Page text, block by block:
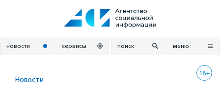
новости сервисы поиск меню
18+
Новости